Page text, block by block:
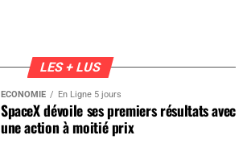
LES + LUS
ÉCONOMIE En Ligne 5 jours
SpaceX dévoile ses premiers résultats avec
une action à moitié prix